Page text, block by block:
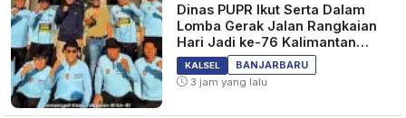
Dinas PUPR Ikut Serta Dalam
Lomba Gerak Jalan Rangkaian
Hari Jadi ke-76 Kalimantan
Selatan
KALSEL
BANJARBARU
3 jam yang lalu